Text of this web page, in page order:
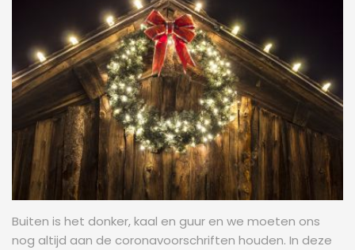
Buiten is het donker, kaal en guur en we moeten ons
nog altijd aan de coronavoorschriften houden. In deze